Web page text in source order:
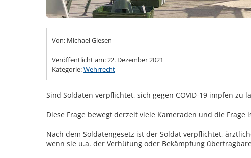
Von: Michael Giesen
Veröffentlicht am:22. Dezember 2021
Kategorie:Wehrrecht
Sind Soldaten verpflichtet, sich gegen COVID-19 impfen zu
Diese Frage bewegt derzeit viele Kameraden und die Frage
Nach dem Soldatengesetz ist der Soldat verpflichtet,
wenn sie u.a. der Verhütung oder Bekämpfung